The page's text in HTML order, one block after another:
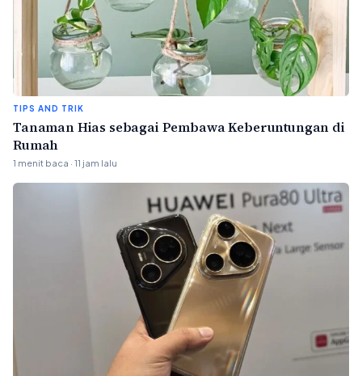
TIPS AND TRIK
Tanaman Hias sebagai Pembawa Keberuntungan di
Rumah
1 menit baca · 11 jam lalu